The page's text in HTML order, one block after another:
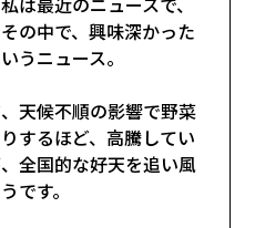
の中で、興味深かった
うニュース。
天候不順の影響で野菜
するほど、高騰してい
全国的な好天を追い風
です。